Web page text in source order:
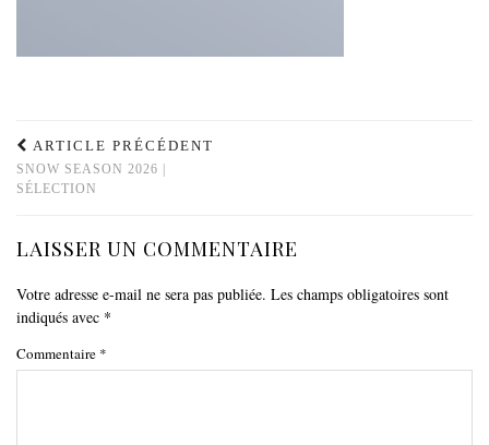
ARTICLE PRÉCÉDENT
SNOW SEASON 2026 |
SÉLECTION
LAISSER UN COMMENTAIRE
Votre adresse e-mail ne sera pas publiée. Les champs obligatoires sont
indiqués avec *
Commentaire *